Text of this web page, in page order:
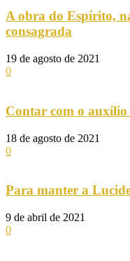
A obra do Espírito,
consagrada
19 de agosto de 2021
0
Contar com o auxílio
18 de agosto de 2021
0
Para manter a
9 de abril de 2021
0